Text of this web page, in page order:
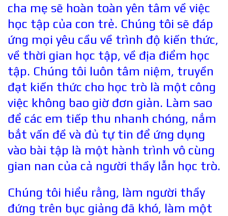
cha mẹ sẽ hoàn toàn yên tâm về việc
học tập của con trẻ. Chúng tôi sẽ đáp
ứng mọi yêu cầu về trình độ kiến thức,
về thời gian học tập, về địa điểm học
tập. Chúng tôi luôn tâm niệm, truyền
đạt kiến thức cho học trò là một công
việc không bao giờ đơn giản. Làm sao
để các em tiếp thu nhanh chóng, nắm
bắt vấn đề và đủ tự tin để ứng dụng
vào bài tập là một hành trình vô cùng
gian nan của cả người thầy lẫn học trò.
Chúng tôi hiểu rằng, làm người thầy
đứng trên bục giảng đã khó, làm một